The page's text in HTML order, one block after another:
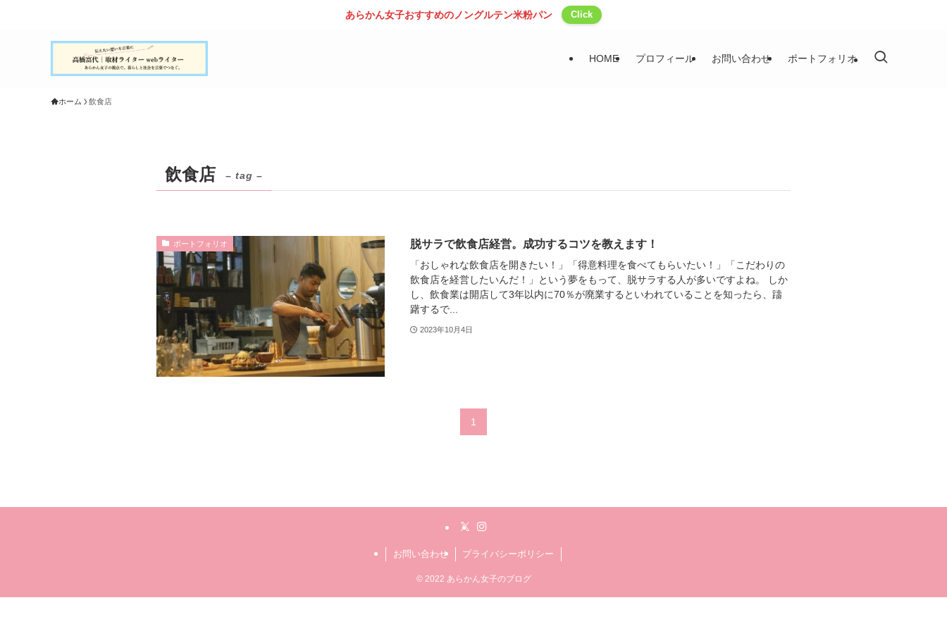
あらかん女子おすすめのノングルテン米粉パン Click
HOME プロフィール お問い合わせ ポートフォリオ
ホーム 飲食店
飲食店 – tag –
ポートフォリオ 脱サラで飲食店経営。成功するコツを教えます！
「おしゃれな飲食店を開きたい！」「得意料理を食べてもらいたい！」「こだわりの
飲食店を経営したいんだ！」という夢をもって、脱サラする人が多いですよね。 しか
し、飲食業は開店して3年以内に70％が廃業するといわれていることを知ったら、躊
躇するで...
2023年10月4日
1
お問い合わせ プライバシーポリシー
©2022 あらかん女子のブログ